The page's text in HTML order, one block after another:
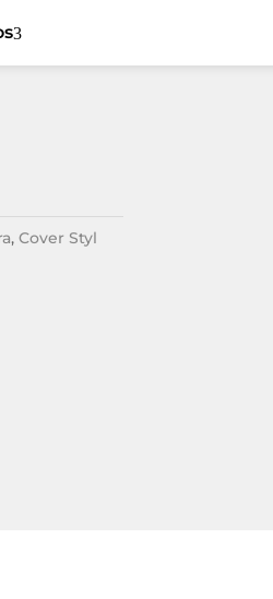
3
,Cover Styl